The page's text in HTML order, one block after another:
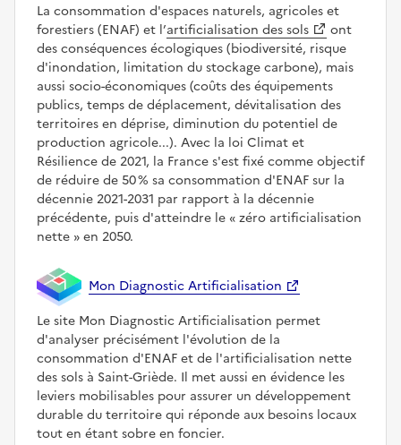
La consommation d'espaces naturels, agricoles et
forestiers (ENAF) et l’artificialisation des sols
ont
des conséquences écologiques (biodiversité, risque
d'inondation, limitation du stockage carbone), mais
aussi socio-économiques (coûts des équipements
publics, temps de déplacement, dévitalisation des
territoires en déprise, diminution du potentiel de
production agricole...). Avec la loi Climat et
Résilience de 2021, la France s'est fixé comme objectif
de réduire de 50 % sa consommation d'ENAF sur la
décennie 2021-2031 par rapport à la décennie
précédente, puis d'atteindre le
zéro artificialisation
nette
en 2050.
Mon Diagnostic Artificialisation
Le site Mon Diagnostic Artificialisation permet
d'analyser précisément l'évolution de la
consommation d'ENAF et de l'artificialisation nette
des sols à Saint-Griède. Il met aussi en évidence les
leviers mobilisables pour assurer un développement
durable du territoire qui réponde aux besoins locaux
tout en étant sobre en foncier.